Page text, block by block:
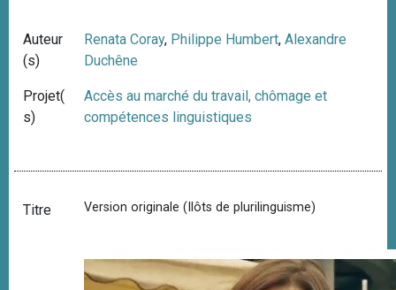
Auteur
(s)
Renata Coray, Philippe Humbert,Alexandre
Duchêne
Projet(
s)
Accès au marché du travail, chômage et
compétences linguistiques
Titre Version originale (Ilôts de plurilinguisme)